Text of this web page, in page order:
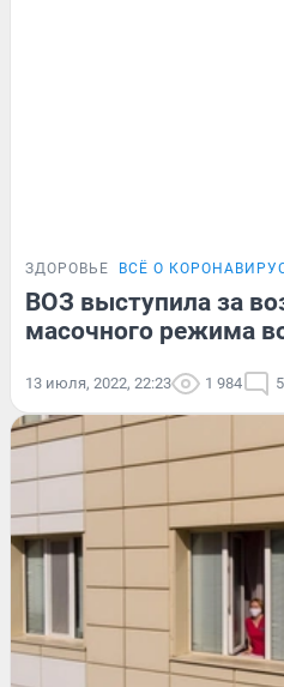
ЗДОРОВЬЕ ВСЁ О
ВОЗ выступила за
масочного режима
13 июля, 2022, 22:23 1 984 5